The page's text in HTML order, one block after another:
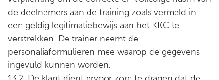
de deelnemers aan de training zoals vermeld in
een geldig legitimatiebewijs aan het KKC te
verstrekken. De trainer neemt de
personaliaformulieren mee waarop de gegevens
ingevuld kunnen worden.